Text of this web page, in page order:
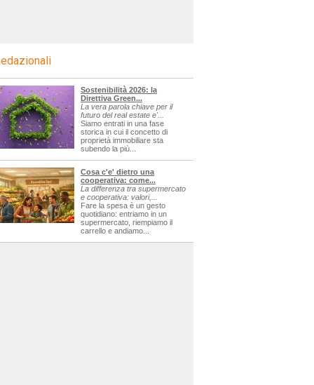
Sostenibilità 2026: la
Direttiva Green...
La vera parola chiave per il
futuro del real estate e'...
Siamo entrati in una fase
storica in cui il concetto di
proprietà immobiliare sta
subendo la più...
Cosa c'e' dietro una
cooperativa: come...
La differenza tra supermercato
e cooperativa: valori,...
Fare la spesa è un gesto
quotidiano: entriamo in un
supermercato, riempiamo il
carrello e andiamo...